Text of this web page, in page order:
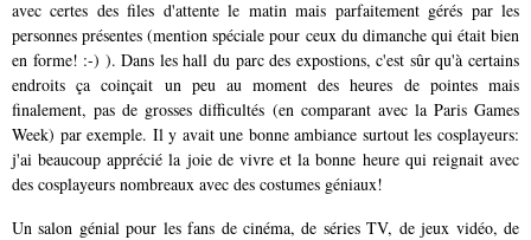
avec certes des files d'attente le matin mais parfaitement gérés par les
personnes présentes (mention spéciale pour ceux du dimanche qui était bien
en forme! :-) ). Dans les hall du parc des expostions, c'est sûr qu'à certains
endroits ça coinçait un peu au moment des heures de pointes mais
finalement, pas de grosses difficultés (en comparant avec la Paris Games
Week) par exemple. Il y avait une bonne ambiance surtout les cosplayeurs:
j'ai beaucoup apprécié la joie de vivre et la bonne heure qui reignait avec
des cosplayeurs nombreaux avec des costumes géniaux!
Un salon génial pour les fans de cinéma, de séries TV, de jeux vidéo, de